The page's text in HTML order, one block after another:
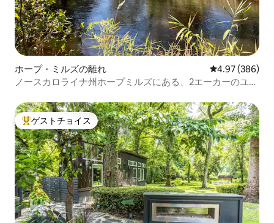
ホープ・ミルズの離れ レビュー386
4.97 (386)
ノースカロライナ州ホープミルズにある、2エーカーのユニ
大好評のゲストチョイスです。
ゲストチョイス